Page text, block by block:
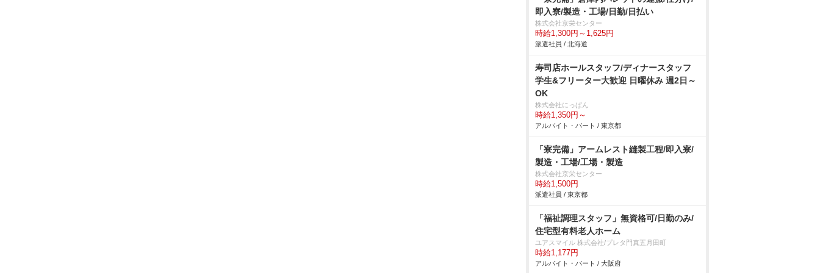
即入寮/製造・工場/日勤/日払い
株式会社京栄センター
時給1,300円～1,625円
派遣社員 / 北海道
寿司店ホールスタッフ/ディナースタッフ
学生&フリーター大歓迎 日曜休み 週2日～
OK
株式会社にっぱん
時給1,350円～
アルバイト・パート / 東京都
「寮完備」アームレスト縫製工程/即入寮/
製造・工場/工場・製造
株式会社京栄センター
時給1,500円
派遣社員 / 東京都
「福祉調理スタッフ」無資格可/日勤のみ/
住宅型有料老人ホーム
ユアスマイル 株式会社/プレタ門真五月田町
時給1,177円
アルバイト・パート / 大阪府